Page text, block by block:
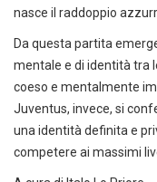
nasce il raddoppio
Da questa partita
mentale e di identità tra
coeso e mentalmente
Juventus, invece, si
una identità definita e
competere ai massimi